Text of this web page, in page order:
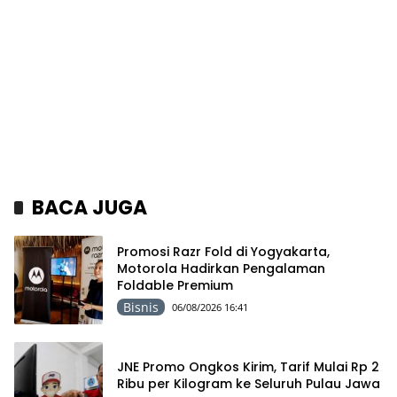
BACA JUGA
Promosi Razr Fold di Yogyakarta,
Motorola Hadirkan Pengalaman
Foldable Premium
Bisnis 06/08/2026 16:41
JNE Promo Ongkos Kirim, Tarif Mulai Rp 2
Ribu per Kilogram ke Seluruh Pulau Jawa